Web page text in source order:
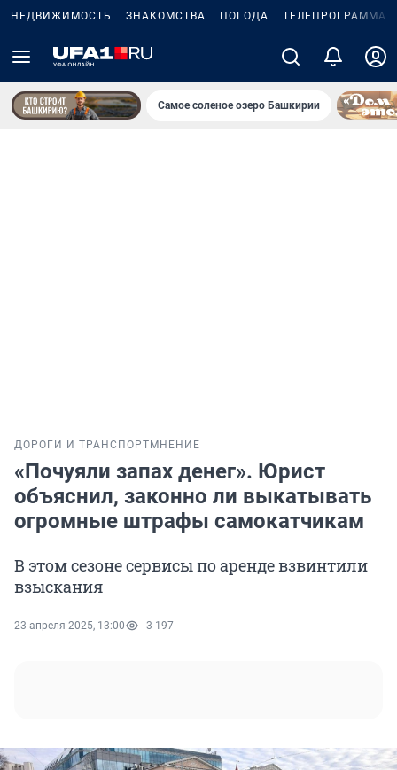
НЕДВИЖИМОСТЬ ЗНАКОМСТВА ПОГОДА ТЕЛЕПРОГРАММА
Самое соленое озеро Башкирии
ДОРОГИ И ТРАНСПОРТ МНЕНИЕ
«Почуяли запах денег». Юрист
объяснил, законно ли выкатывать
огромные штрафы самокатчикам
В этом сезоне сервисы по аренде взвинтили
взыскания
23 апреля 2025, 13:00 3 197